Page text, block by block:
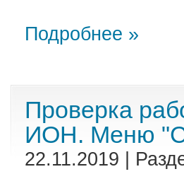
Подробнее »
Проверка
ИОН. Меню
22.11.2019 |